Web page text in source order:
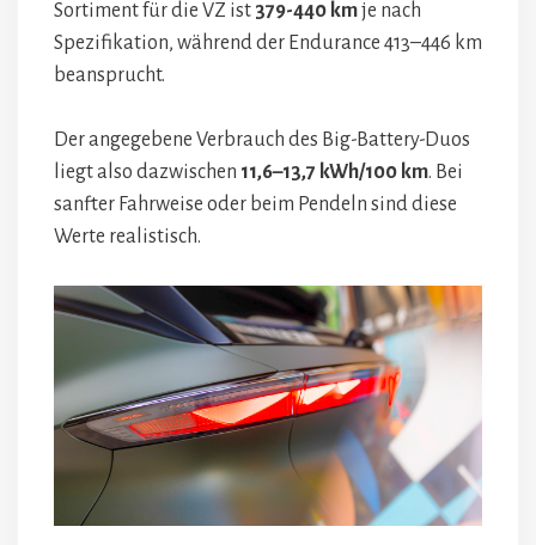
Sortiment für die VZ ist 379-440 kmje nach
Spezifikation, während der Endurance 413–446 km
beansprucht.
Der angegebene Verbrauch des Big-Battery-Duos
liegt also dazwischen 11,6–13,7 kWh/100 km. Bei
sanfter Fahrweise oder beim Pendeln sind diese
Werte realistisch.